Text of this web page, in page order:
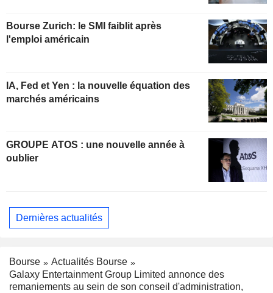
Bourse Zurich: le SMI faiblit après
l'emploi américain
IA, Fed et Yen : la nouvelle équation des
marchés américains
GROUPE ATOS : une nouvelle année à
oublier
Dernières actualités
Bourse
Actualités Bourse
Galaxy Entertainment Group Limited annonce des
remaniements au sein de son conseil d'administration,